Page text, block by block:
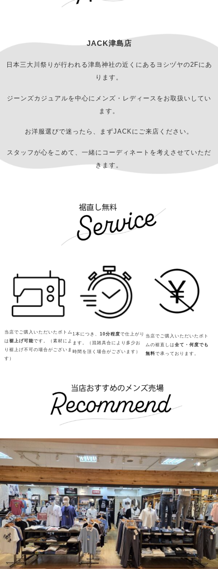
JACK津島店
日本三大川祭りが行われる津島神社の近くにあるヨシヅヤの2Fにあ
ります。
ジーンズカジュアルを中心にメンズ・レディースをお取扱いしてい
ます。
お洋服選びで迷ったら、まずJACKにご来店ください。
スタッフが心をこめて、一緒にコーディネートを考えさせていただ
きます。
当店でご購入いただいたボトム
は裾上げ可能です。（素材によ
り裾上げ不可の場合がございま
す）
1本につき、10分程度で仕上がり
ます。（混雑具合により多少お
時間を頂く場合がございます）
当店でご購入いただいたボト
ムの裾直しは 全て・何度でも
無料で承っております。